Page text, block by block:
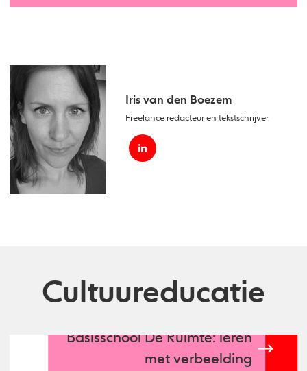
Iris van den Boezem
Freelance redacteur en tekstschrijver
Cultuureducatie
Basisschool De Ruimte: leren
met verbeelding